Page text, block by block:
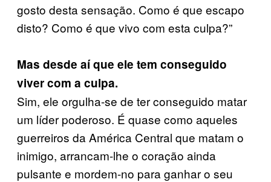
gosto desta sensação. Como é que escapo
disto? Como é que vivo com esta culpa?”
Mas desde aí que ele tem conseguido
viver com a culpa.
Sim, ele orgulha-se de ter conseguido matar
um líder poderoso. É quase como aqueles
guerreiros da América Central que matam o
inimigo, arrancam-lhe o coração ainda
pulsante e mordem-no para ganhar o seu